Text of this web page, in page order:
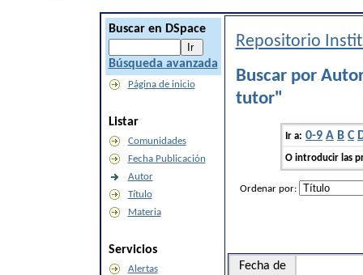
Buscar en DSpace
Búsqueda avanzada
Página de inicio
Listar
Comunidades
Fecha Publicación
Autor
Título
Materia
Servicios
Alertas
Repositorio
Buscar por
tutor"
Ir a: 0-9 A B C
O introducir las
Ordenar por:
Fecha de